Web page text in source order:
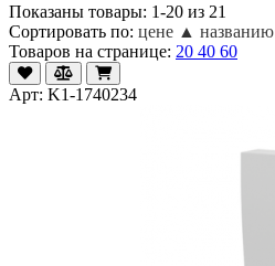
Показаны товары: 1-20 из 21
Сортировать по: цене ▲ названию
Товаров на странице: 20 40 60
Арт: K1-1740234